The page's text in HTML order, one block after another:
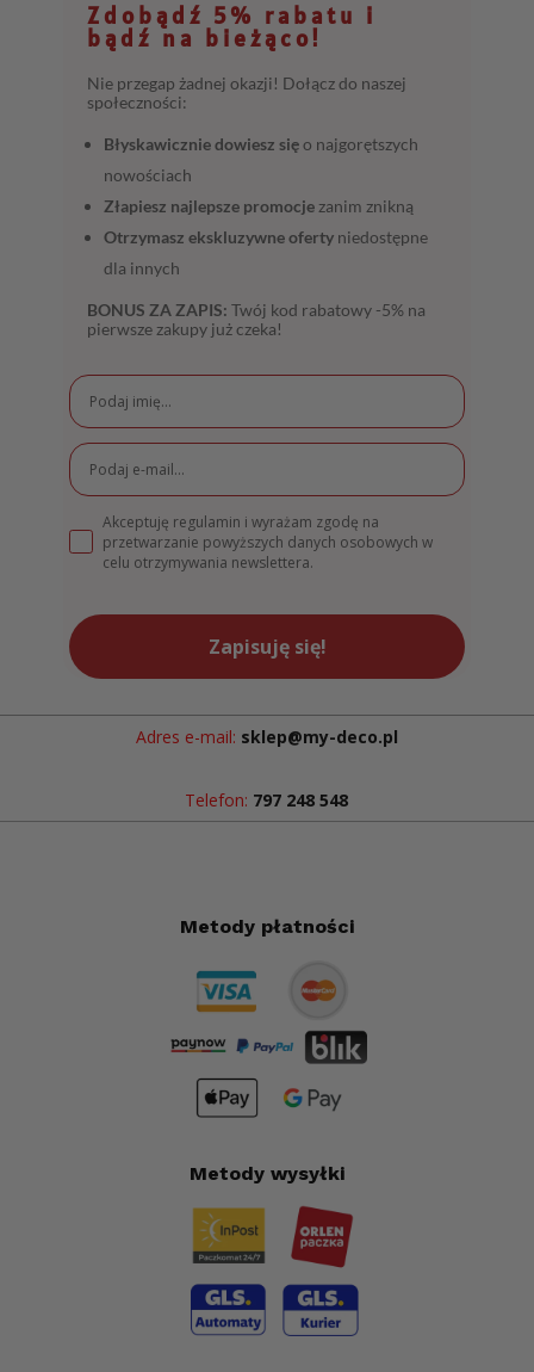
Zdobądź 5% rabatu i
bądź na bieżąco!
Nie przegap żadnej okazji! Dołącz do naszej
społeczności:
Błyskawicznie dowiesz sięo najgorętszych
nowościach
Złapiesz najlepsze promocje zanim znikną
Otrzymasz ekskluzywne oferty niedostępne
dla innych
BONUS ZA ZAPIS: Twój kod rabatowy -5% na
pierwsze zakupy już czeka!
Akceptuję regulamin i wyrażam zgodę na
przetwarzanie powyższych danych osobowych w
celu otrzymywania newslettera.
Zapisuję się!
Adres e-mail: sklep@my-deco.pl
Telefon: 797 248 548
Metody płatności
Metody wysyłki